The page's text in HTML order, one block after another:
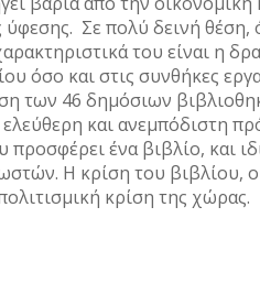
ύφεσης. Σε πολύ δεινή
του είναι η
όσο και στις συνθήκες
των 46 δημόσιων
και ανεμπόδιστη
ένα βιβλίο, και
Η κρίση του βιβλίου,
κρίση της χώρας.